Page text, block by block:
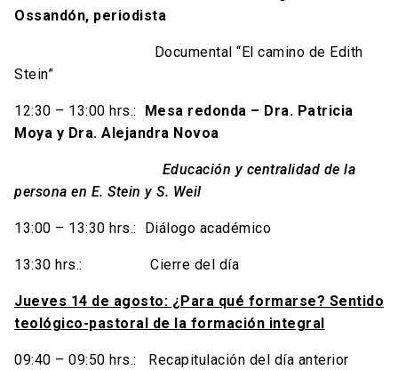
Ossandón, periodista
Documental “El camino de Edith
Stein”
12:30 – 13:00 hrs.:
Mesa redonda – Dra. Patricia
Moya y Dra. Alejandra Novoa
Educación y centralidad de la
persona en E. Stein y S. Weil
13:00 – 13:30 hrs.: Diálogo académico
13:30 hrs.: Cierre del día
Jueves 14 de agosto: ¿Para qué formarse? Sentido
teológico-pastoral de la formación integral
09:40 – 09:50 hrs.: Recapitulación del día anterior